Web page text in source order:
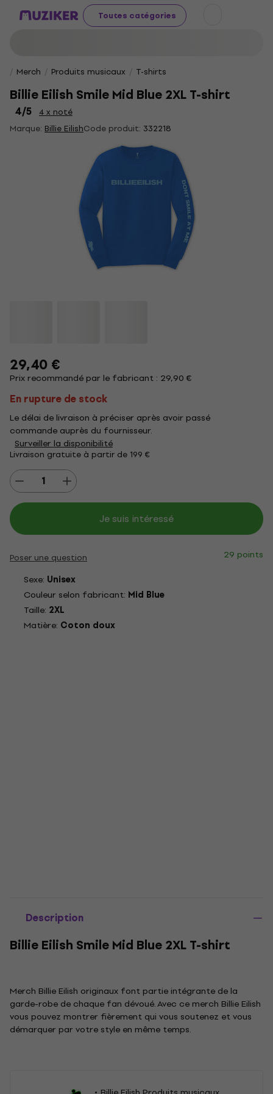
Toutes catégories
Merch Produits musicaux T-shirts
Billie Eilish Smile Mid Blue 2XL T-shirt
4/5 4 x noté
Marque: Billie EilishCode produit: 332218
29,40 €
Prix recommandé par le fabricant : 29,90 €
En rupture de stock
Le délai de livraison à préciser après avoir passé
commande auprès du fournisseur.
Surveiller la disponibilité
Livraison gratuite à partir de 199 €
Je suis intéressé
Poser une question
29 points
Sexe: Unisex
Couleur selon fabricant: Mid Blue
Taille: 2XL
Matière: Coton doux
Description
Billie Eilish Smile Mid Blue 2XL T-shirt
Merch Billie Eilish originaux font partie intégrante de la
garde-robe de chaque fan dévoué. Avec ce merch Billie Eilish
vous pouvez montrer fièrement qui vous soutenez et vous
démarquer par votre style en même temps.